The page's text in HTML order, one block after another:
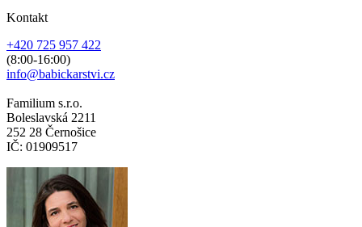
Kontakt
+420 725 957 422
(8:00-16:00)
info@babickarstvi.cz
Familium s.r.o.
Boleslavská 2211
252 28 Černošice
IČ: 01909517